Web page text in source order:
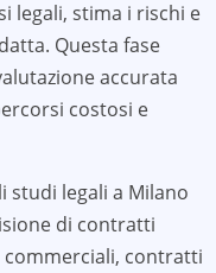
legali, stima i rischi e
Questa fase
accurata
costosi e
studi legali a Milano
di contratti
contratti